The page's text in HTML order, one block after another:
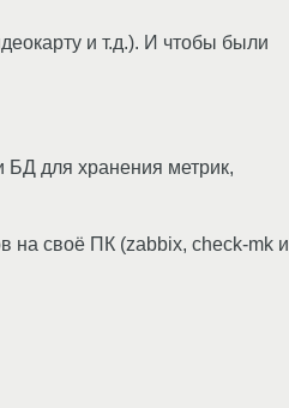
и т.д.). И чтобы были
БД для хранения метрик,
на своё ПК (zabbix, check-mk и